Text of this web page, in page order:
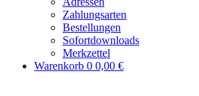
Zahlungsarten
Bestellungen
Sofortdownloads
Merkzettel
Warenkorb 0 0,00 €